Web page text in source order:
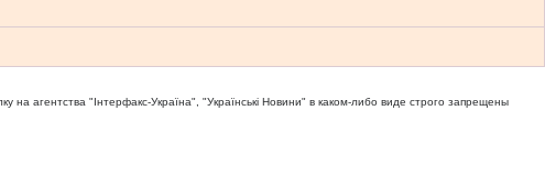
агентства "Iнтерфакс-Україна", "Українськi Новини" в каком-либо виде строго запрещены